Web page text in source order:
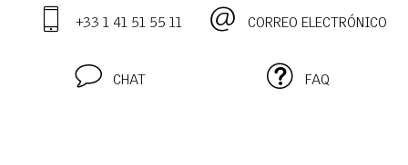
+33 1 41 51 55 11 CORREO ELECTRÓNICO
CHAT FAQ